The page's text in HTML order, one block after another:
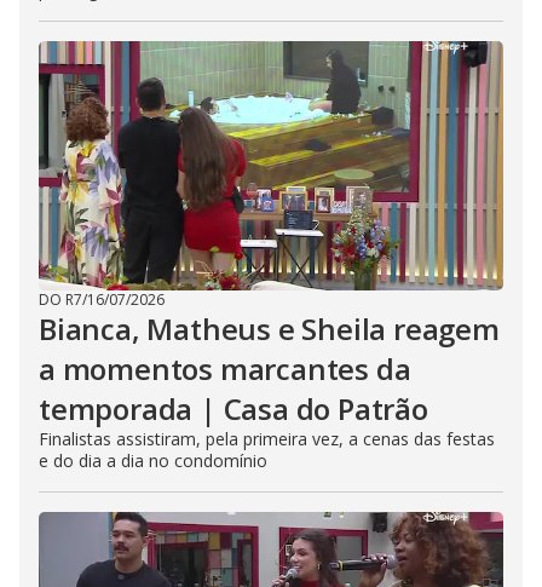
DO R7/16/07/2026
Bianca, Matheus e Sheila reagem
a momentos marcantes da
temporada | Casa do Patrão
Finalistas assistiram, pela primeira vez, a cenas das festas
e do dia a dia no condomínio